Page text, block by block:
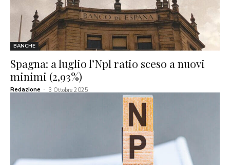
BANCHE
Spagna: a luglio l’Npl ratio sceso a nuovi
minimi (2,93%)
Redazione - 3 Ottobre 2025